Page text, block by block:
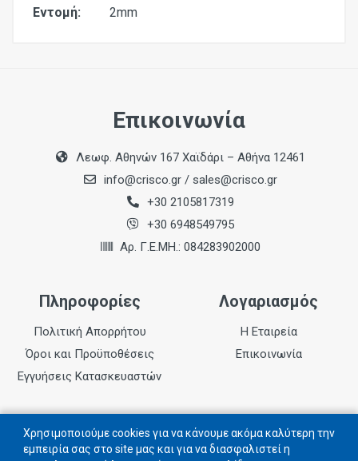
Εντομή: 2mm
2mm
Επικοινωνία
Λεωφ. Αθηνών 167 Χαϊδάρι – Αθήνα 12461
info@crisco.gr / sales@crisco.gr
+30 2105817319
+30 6948549795
Αρ. Γ.Ε.ΜΗ.: 084283902000
Πληροφορίες
Πολιτική Απορρήτου
Όροι και Προϋποθέσεις
Εγγυήσεις Κατασκευαστών
Λογαριασμός
Η Εταιρεία
Επικοινωνία
Follow us
Χρησιμοποιούμε cookies για να κάνουμε ακόμα καλύτερη την
εμπειρία σας στο site μας και για να διασφαλιστεί η